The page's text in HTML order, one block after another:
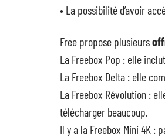
• La possibilité d’avoir
Free propose plusieurs
La Freebox Pop : elle
La Freebox Delta : elle
La Freebox Révolution :
télécharger beaucoup.
Il y a la Freebox Mini 4K :